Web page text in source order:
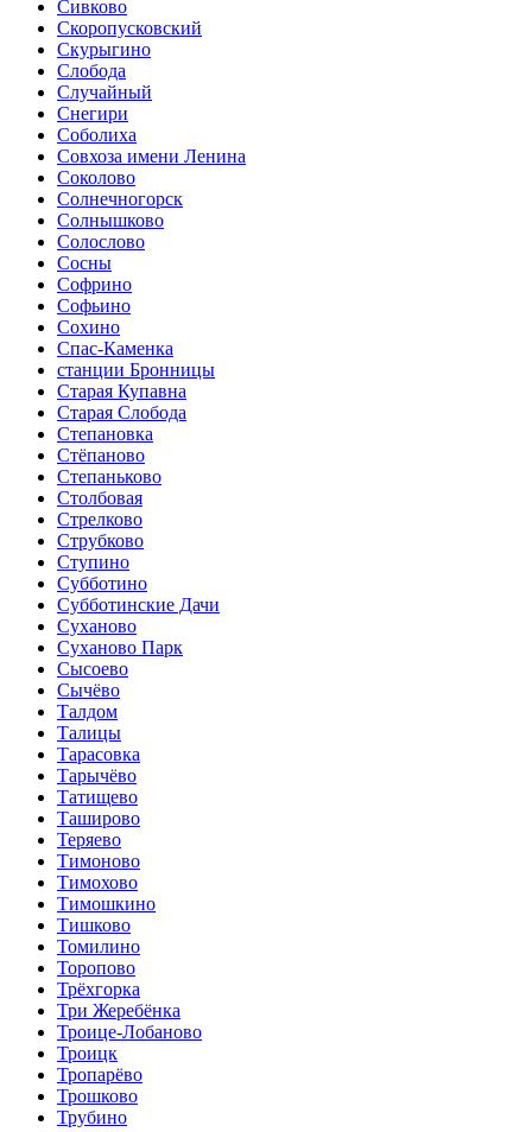
Сивково
Скоропусковский
Скурыгино
Слобода
Случайный
Снегири
Соболиха
Совхоза имени Ленина
Соколово
Солнечногорск
Солнышково
Солослово
Сосны
Софрино
Софьино
Сохино
Спас-Каменка
станции Бронницы
Старая Купавна
Старая Слобода
Степановка
Стёпаново
Степаньково
Столбовая
Стрелково
Струбково
Ступино
Субботино
Субботинские Дачи
Суханово
Суханово Парк
Сысоево
Сычёво
Талдом
Талицы
Тарасовка
Тарычёво
Татищево
Таширово
Теряево
Тимоново
Тимохово
Тимошкино
Тишково
Томилино
Торопово
Трёхгорка
Три Жеребёнка
Троице-Лобаново
Троицк
Тропарёво
Трошково
Трубино